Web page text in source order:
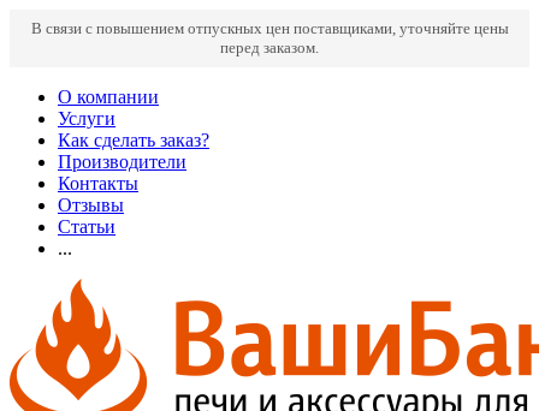
В связи с повышением отпускных цен поставщиками, уточняйте цены
перед заказом.
О компании
Услуги
Как сделать заказ?
Производители
Контакты
Отзывы
Статьи
...